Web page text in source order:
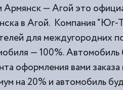
Армянск — Агой это
в Агой. Компания “Юг-
для междугородних
— 100%. Автомобиль
оформления вами заказа
на 20% и автомобиль